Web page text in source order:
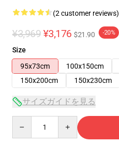
(2 customer reviews)
¥3,969 ¥3,176 $21.90 -20%
Size
95x73cm
100x150cm
150x200cm
150x230cm
サイズガイドを見る